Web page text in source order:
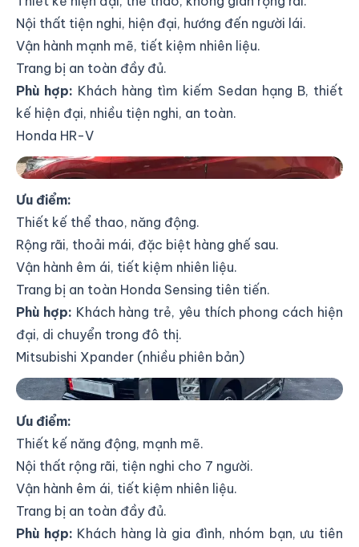
Nội thất tiện nghi, hiện đại, hướng đến người lái.
Vận hành mạnh mẽ, tiết kiệm nhiên liệu.
Trang bị an toàn đầy đủ.
Phù hợp: Khách hàng tìm kiếm Sedan hạng B, thiết
kế hiện đại, nhiều tiện nghi, an toàn.
Honda HR-V
Thuê xe tự lái Honda HR-V tại Xe Hàng Xóm
Ưu điểm:
Thiết kế thể thao, năng động.
Rộng rãi, thoải mái, đặc biệt hàng ghế sau.
Vận hành êm ái, tiết kiệm nhiên liệu.
Trang bị an toàn Honda Sensing tiên tiến.
Phù hợp: Khách hàng trẻ, yêu thích phong cách hiện
đại, di chuyển trong đô thị.
Mitsubishi Xpander (nhiều phiên bản)
Thuê xe tự lái Mitsubishi Xpander tại Xe Hàng Xóm
Ưu điểm:
Thiết kế năng động, mạnh mẽ.
Nội thất rộng rãi, tiện nghi cho 7 người.
Vận hành êm ái, tiết kiệm nhiên liệu.
Trang bị an toàn đầy đủ.
Phù hợp: Khách hàng là gia đình, nhóm bạn, ưu tiên